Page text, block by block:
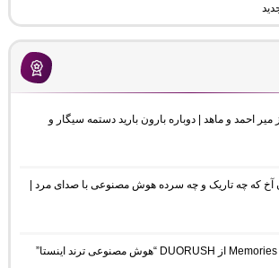
میر احمد و ماهد | دوباره بارون بارید دستمه سیگار و
آخ که چه تاریک و چه سرده هوش مصنوعی با صدای مرد |